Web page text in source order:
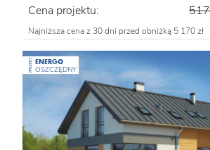
Cena projektu:
Najniższa cena z 30 dni przed obniżką 5 170 zł
PROJEKT ENERGO
OSZCZĘDNY